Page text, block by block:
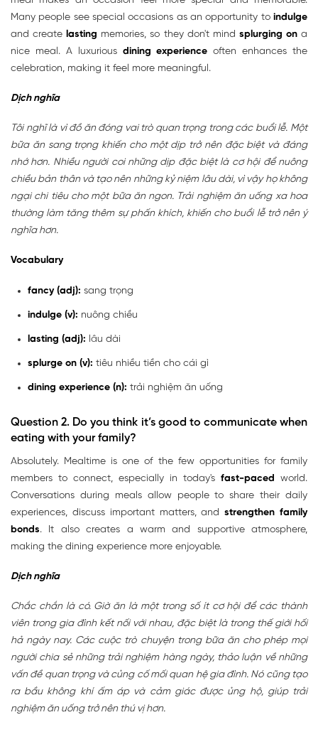
Many people see special occasions as an opportunity to indulge
and create lasting memories, so they don't mind splurging ona
nice meal. A luxurious dining experienceoften enhances the
celebration, making it feel more meaningful.
Dịch nghĩa
Tôi nghĩ là vì đồ ăn đóng vai trò quan trọng trong các buổi lễ. Một
bữa ăn sang trọng khiến cho một dịp trở nên đặc biệt và đáng
nhớ hơn. Nhiều người coi những dịp đặc biệt là cơ hội để nuông
chiều bản thân và tạo nên những kỷ niệm lâu dài, vì vậy họ không
ngại chi tiêu cho một bữa ăn ngon. Trải nghiệm ăn uống xa hoa
thường làm tăng thêm sự phấn khích, khiến cho buổi lễ trở nên ý
nghĩa hơn.
Vocabulary
fancy (adj): sang trọng
indulge (v): nuông chiều
lasting (adj): lâu dài
splurge on (v): tiêu nhiều tiền cho cái gì
dining experience (n): trải nghiệm ăn uống
Question 2. Do you think it’s good to communicate when
eating with your family?
Absolutely. Mealtime is one of the few opportunities for family
members to connect, especially in today's fast-paced world.
Conversations during meals allow people to share their daily
experiences, discuss important matters, andstrengthen family
bonds. It also creates a warm and supportive atmosphere,
making the dining experience more enjoyable.
Dịch nghĩa
Chắc chắn là có. Giờ ăn là một trong số ít cơ hội để các thành
viên trong gia đình kết nối với nhau, đặc biệt là trong thế giới hối
hả ngày nay. Các cuộc trò chuyện trong bữa ăn cho phép mọi
người chia sẻ những trải nghiệm hàng ngày, thảo luận về những
vấn đề quan trọng và củng cố mối quan hệ gia đình. Nó cũng tạo
ra bầu không khí ấm áp và cảm giác được ủng hộ, giúp trải
nghiệm ăn uống trở nên thú vị hơn.